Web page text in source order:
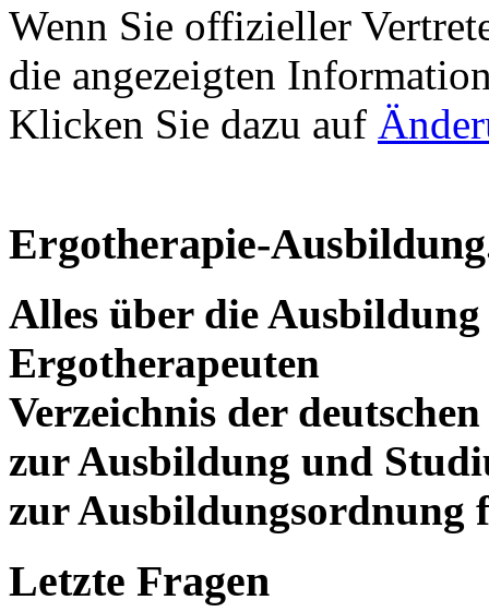
Wenn Sie offizieller
die angezeigten
Klicken Sie dazu auf
Ergotherapie-
Alles über die
Ergotherapeuten
Verzeichnis der
zur Ausbildung und
zur Ausbildungsordnung
Letzte Fragen